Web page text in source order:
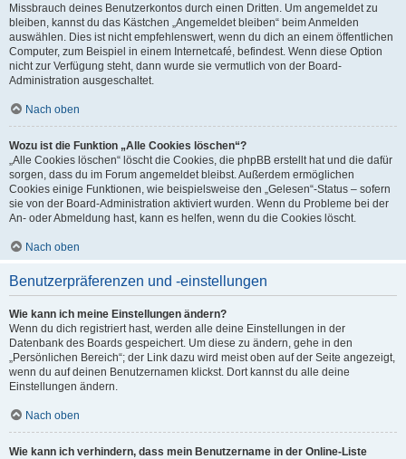
Missbrauch deines Benutzerkontos durch einen Dritten. Um angemeldet zu
bleiben, kannst du das Kästchen „Angemeldet bleiben“ beim Anmelden
auswählen. Dies ist nicht empfehlenswert, wenn du dich an einem öffentlichen
Computer, zum Beispiel in einem Internetcafé, befindest. Wenn diese Option
nicht zur Verfügung steht, dann wurde sie vermutlich von der Board-
Administration ausgeschaltet.
Nach oben
Wozu ist die Funktion „Alle Cookies löschen“?
„Alle Cookies löschen“ löscht die Cookies, die phpBB erstellt hat und die dafür
sorgen, dass du im Forum angemeldet bleibst. Außerdem ermöglichen
Cookies einige Funktionen, wie beispielsweise den „Gelesen“-Status – sofern
sie von der Board-Administration aktiviert wurden. Wenn du Probleme bei der
An- oder Abmeldung hast, kann es helfen, wenn du die Cookies löscht.
Nach oben
Benutzerpräferenzen und -einstellungen
Wie kann ich meine Einstellungen ändern?
Wenn du dich registriert hast, werden alle deine Einstellungen in der
Datenbank des Boards gespeichert. Um diese zu ändern, gehe in den
„Persönlichen Bereich“; der Link dazu wird meist oben auf der Seite angezeigt,
wenn du auf deinen Benutzernamen klickst. Dort kannst du alle deine
Einstellungen ändern.
Nach oben
Wie kann ich verhindern, dass mein Benutzername in der Online-Liste